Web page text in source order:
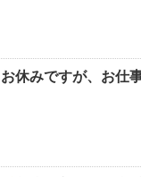
お休みですが、お仕